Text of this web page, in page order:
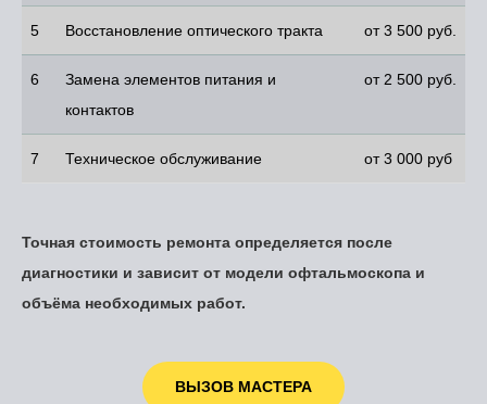
5 Восстановление оптического тракта от 3 500 руб.
6
Замена элементов питания и
контактов
от 2 500 руб.
7 Техническое обслуживание от 3 000 руб
Точная стоимость ремонта определяется после
диагностики и зависит от модели офтальмоскопа и
объёма необходимых работ.
ВЫЗОВ МАСТЕРА